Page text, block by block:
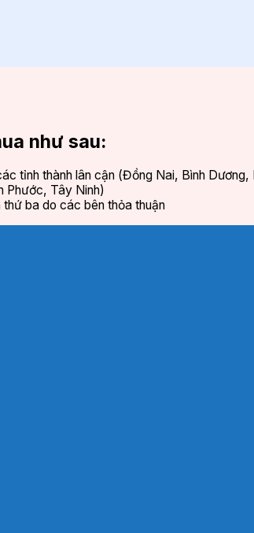
như sau:
tỉnh thành lân cận (Đồng Nai, Bình Dương,
Phước, Tây Ninh)
ba do các bên thỏa thuận